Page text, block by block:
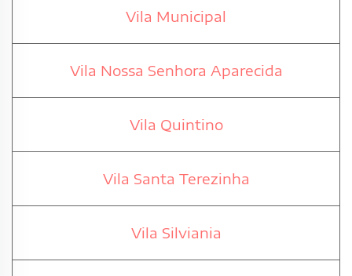
Vila Municipal
Vila Nossa Senhora Aparecida
Vila Quintino
Vila Santa Terezinha
Vila Silviania